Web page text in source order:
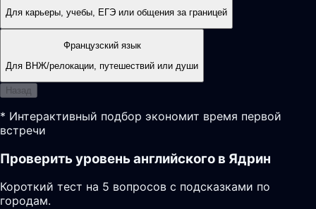
Для карьеры, учебы, ЕГЭ или общения за границей
Французский язык
Для ВНЖ/релокации, путешествий или души
Назад
* Интерактивный подбор экономит время первой
встречи
Проверить уровень английского в Ядрин
Короткий тест на 5 вопросов с подсказками по
городам.